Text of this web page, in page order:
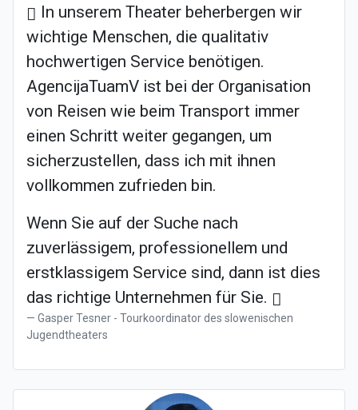
In unserem Theater beherbergen wir
wichtige Menschen, die qualitativ
hochwertigen Service benötigen.
AgencijaTuamV ist bei der Organisation
von Reisen wie beim Transport immer
einen Schritt weiter gegangen, um
sicherzustellen, dass ich mit ihnen
vollkommen zufrieden bin.
Wenn Sie auf der Suche nach
zuverlässigem, professionellem und
erstklassigem Service sind, dann ist dies
das richtige Unternehmen für Sie.
Gasper Tesner - Tourkoordinator des slowenischen
Jugendtheaters